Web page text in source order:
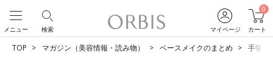
マイページ
0
カート
検索
メニュー
TOP マガジン（美容情報・読み物） ベースメイクのまとめ 手強い